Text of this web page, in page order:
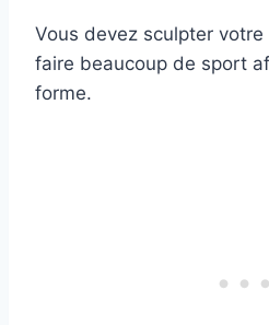
Vous devez sculpter
faire beaucoup de sport
forme.